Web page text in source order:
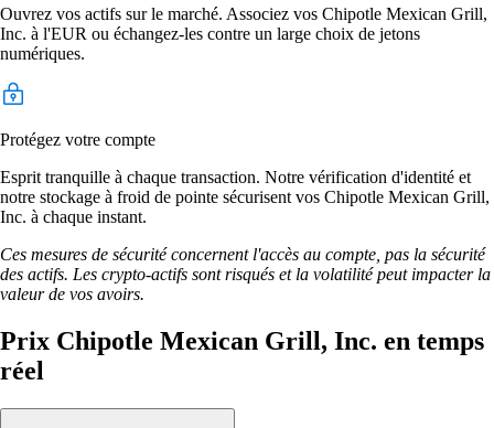
Ouvrez vos actifs sur le marché. Associez vos Chipotle Mexican Grill,
Inc. à l'EUR ou échangez-les contre un large choix de jetons
numériques.
Protégez votre compte
Esprit tranquille à chaque transaction. Notre vérification d'identité et
notre stockage à froid de pointe sécurisent vos Chipotle Mexican Grill,
Inc. à chaque instant.
Ces mesures de sécurité concernent l'accès au compte, pas la sécurité
des actifs. Les crypto-actifs sont risqués et la volatilité peut impacter la
valeur de vos avoirs.
Prix Chipotle Mexican Grill, Inc. en temps
réel